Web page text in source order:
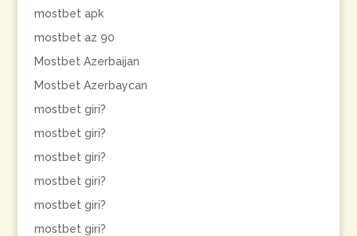
mostbet apk
mostbet az 90
Mostbet Azerbaijan
Mostbet Azerbaycan
mostbet giri?
mostbet giri?
mostbet giri?
mostbet giri?
mostbet giri?
mostbet giri?